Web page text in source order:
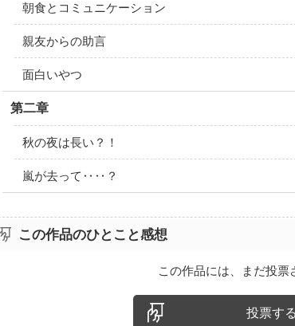
朝食とコミュニケーション
親友からの助言
面白いやつ
第二章
秋の夜は長い？！
嵐が去って‥‥？
この作品のひとこと感想
この作品には、まだ投票
投票する